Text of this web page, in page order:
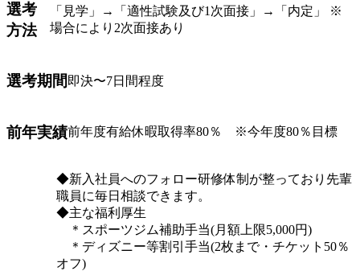
選考
方法
「見学」→「適性試験及び1次面接」→「内定」 ※
場合により2次面接あり
選考期間 即決〜7日間程度
前年実績前年度有給休暇取得率80％ ※今年度80％目標
◆新入社員へのフォロー研修体制が整っており先輩
職員に毎日相談できます。
◆主な福利厚生
＊スポーツジム補助手当(月額上限5,000円)
＊ディズニー等割引手当(2枚まで・チケット50％
オフ)